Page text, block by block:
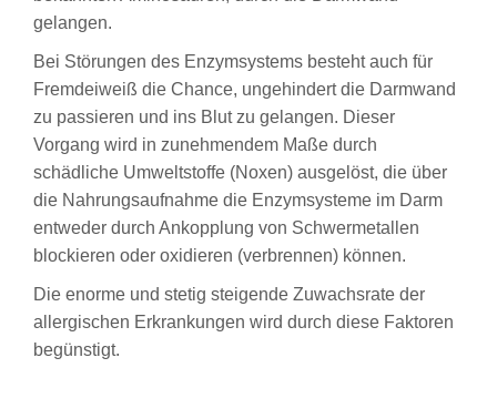
gelangen.
Bei Störungen des Enzymsystems besteht auch für
Fremdeiweiß die Chance, ungehindert die Darmwand
zu passieren und ins Blut zu gelangen. Dieser
Vorgang wird in zunehmendem Maße durch
schädliche Umweltstoffe (Noxen) ausgelöst, die über
die Nahrungsaufnahme die Enzymsysteme im Darm
entweder durch Ankopplung von Schwermetallen
blockieren oder oxidieren (verbrennen) können.
Die enorme und stetig steigende Zuwachsrate der
allergischen Erkrankungen wird durch diese Faktoren
begünstigt.